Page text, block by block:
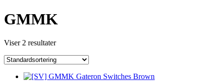
GMMK
Viser 2 resultater